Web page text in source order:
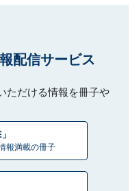
配信サービス
ただける情報を冊子や
報満載の冊子